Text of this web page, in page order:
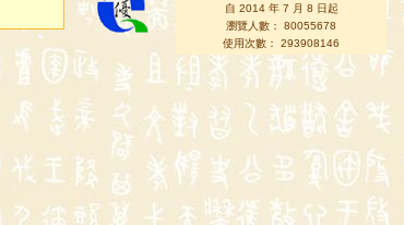
自 2014 年 7 月 8 日起
瀏覽人數： 80055678
使用次數： 293908146